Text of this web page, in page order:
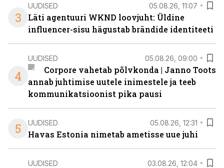
3
UUDISED 05.08.26, 11:07
Läti agentuuri WKND loovjuht: Üldine
influencer-sisu hägustab brändide identiteeti
4
UUDISED 05.08.26, 09:00
Corpore vahetab põlvkonda | Janno Toots
annab juhtimise uutele inimestele ja teeb
kommunikatsioonist pika pausi
5 UUDISED 05.08.26, 12:31
Havas Estonia nimetab ametisse uue juhi
UUDISED 03.08.26, 12:04